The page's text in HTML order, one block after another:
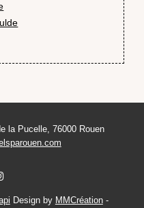
la Pucelle, 76000 Rouen
Design by MMCréation-